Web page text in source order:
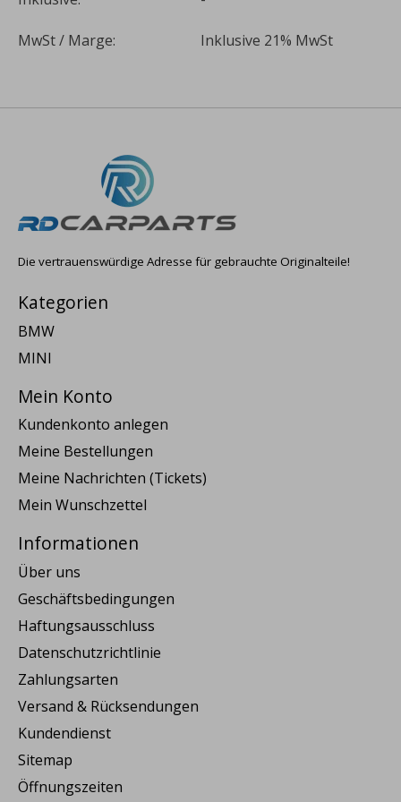
MwSt / Marge: Inklusive 21% MwSt
Die vertrauenswürdige Adresse für gebrauchte Originalteile!
Kategorien
BMW
MINI
Mein Konto
Kundenkonto anlegen
Meine Bestellungen
Meine Nachrichten (Tickets)
Mein Wunschzettel
Informationen
Über uns
Geschäftsbedingungen
Haftungsausschluss
Datenschutzrichtlinie
Zahlungsarten
Versand & Rücksendungen
Kundendienst
Sitemap
Öffnungszeiten